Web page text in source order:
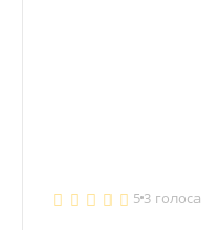
5 3 голоса